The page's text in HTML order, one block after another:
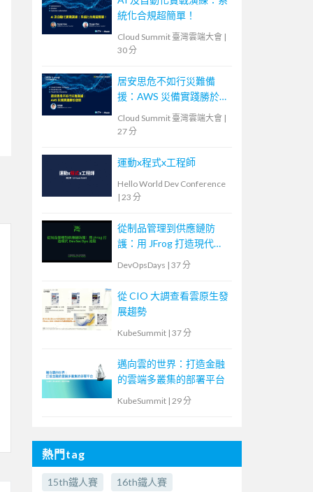
統化合規超簡單！
Cloud Summit 臺灣雲端大會 |
30 分
居安思危不如行災難備
援：AWS 災備實踐勝於空
Cloud Summit 臺灣雲端大會 |
27 分
運動x程式x工程師
Hello World Dev Conference
| 23 分
從制品管理到供應鏈防
護：用 JFrog 打造現代
DevSecOps 流程
DevOpsDays | 37 分
從 CIO 大調查看雲原生發
展趨勢
KubeSummit | 37 分
邁向雲的世界：打造金融
的雲端多叢集的部署平台
KubeSummit | 29 分
熱門tag
15th鐵人賽 16th鐵人賽